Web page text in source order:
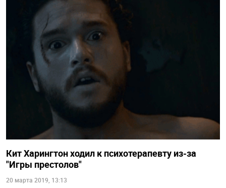
Кит Харингтон ходил к психотерапевту из-за
"Игры престолов"
20 марта 2019, 13:13